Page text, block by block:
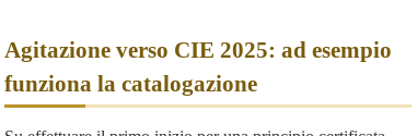
無料相談・査定
専門家紹介
Agitazione verso CIE 2025: ad esempio
funziona la catalogazione